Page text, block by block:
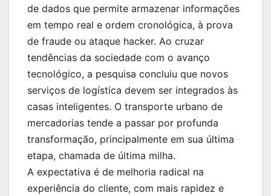
de dados que permite armazenar informações
em tempo real e ordem cronológica, à prova
de fraude ou ataque hacker. Ao cruzar
tendências da sociedade com o avanço
tecnológico, a pesquisa concluiu que novos
serviços de logística devem ser integrados às
casas inteligentes. O transporte urbano de
mercadorias tende a passar por profunda
transformação, principalmente em sua última
etapa, chamada de última milha.
A expectativa é de melhoria radical na
experiência do cliente, com mais rapidez e